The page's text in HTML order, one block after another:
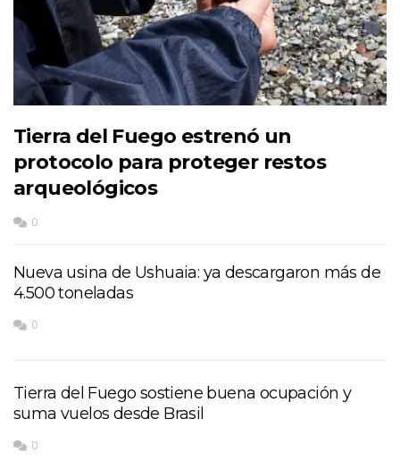
Tierra del Fuego estrenó un
protocolo para proteger restos
arqueológicos
0
Nueva usina de Ushuaia: ya descargaron más de
4.500 toneladas
0
Tierra del Fuego sostiene buena ocupación y
suma vuelos desde Brasil
0